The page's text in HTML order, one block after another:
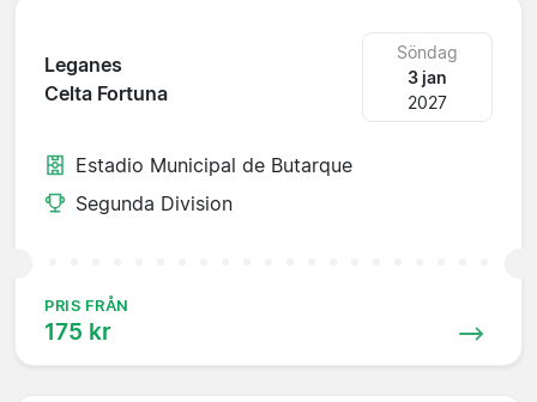
Leganes
Celta Fortuna
Söndag
3 jan
2027
Estadio Municipal de Butarque
Segunda Division
PRIS FRÅN
175 kr